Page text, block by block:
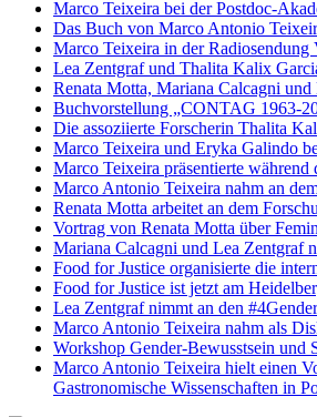
Marco Teixeira bei der Postdoc-
Das Buch von Marco Antonio
Marco Teixeira in der
Lea Zentgraf und Thalita Kalix
Renata Motta, Mariana Calcagni
Buchvorstellung „CONTAG 1963-
Die assoziierte Forscherin Thalita
Marco Teixeira und Eryka Galindo
Marco Teixeira präsentierte
Marco Antonio Teixeira nahm an
Renata Motta arbeitet an dem
Vortrag von Renata Motta über
Mariana Calcagni und Lea Zentgraf
Food for Justice organisierte die
Food for Justice ist jetzt am
Lea Zentgraf nimmt an den
Marco Antonio Teixeira nahm als
Workshop Gender-Bewusstsein
Marco Antonio Teixeira hielt einen
Gastronomische Wissenschaften in